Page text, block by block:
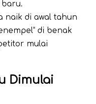
naik di awal tahun
di benak
mulai
Dimulai